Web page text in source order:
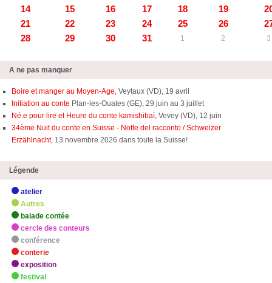
14
15 16 17 18 19
21
22 23 24 25 26
28
29 30 31 1 2 3
A ne pas manquer
Boire et manger au Moyen-Age, Veytaux (VD), 19 avril
Initiation au conte Plan-les-Ouates (GE), 29 juin au 3 juillet
Né.e pour lire et Heure du conte kamishibaï, Vevey (VD), 12 juin
34ème Nuit du conte en Suisse - Notte del racconto / Schweizer
Erzählnacht, 13 novembre 2026 dans toute la Suisse!
Légende
atelier
Autres
balade contée
cercle des conteurs
conférence
conterie
exposition
festival